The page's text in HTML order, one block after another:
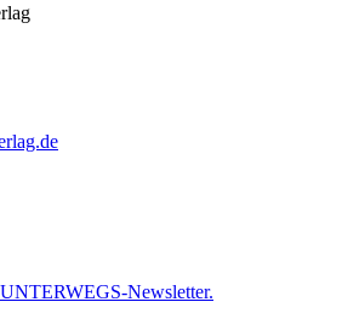
Newsletter.